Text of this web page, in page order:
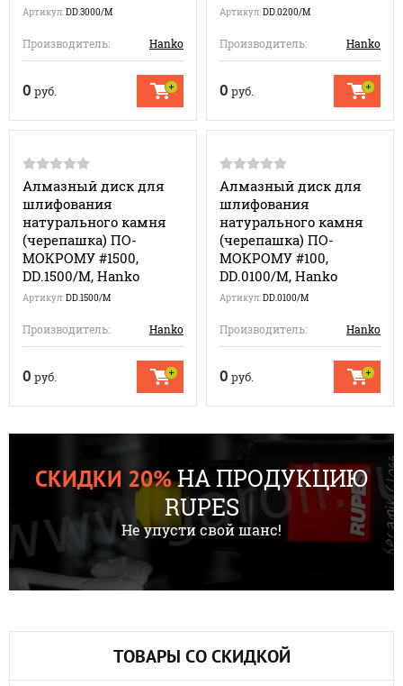
Артикул:DD.3000/M
Производитель: Hanko
0 руб.
Артикул:DD.0200/M
Производитель: Hanko
0 руб.
Алмазный диск для
шлифования
натурального камня
(черепашка) ПО-
МОКРОМУ #1500,
DD.1500/M, Hanko
Артикул:DD.1500/M
Производитель: Hanko
0 руб.
Алмазный диск для
шлифования
натурального камня
(черепашка) ПО-
МОКРОМУ #100,
DD.0100/M, Hanko
Артикул:DD.0100/M
Производитель: Hanko
0 руб.
СКИДКИ 20%НА ПРОДУКЦИЮ
RUPES
Не упусти свой шанс!
ТОВАРЫ СО СКИДКОЙ